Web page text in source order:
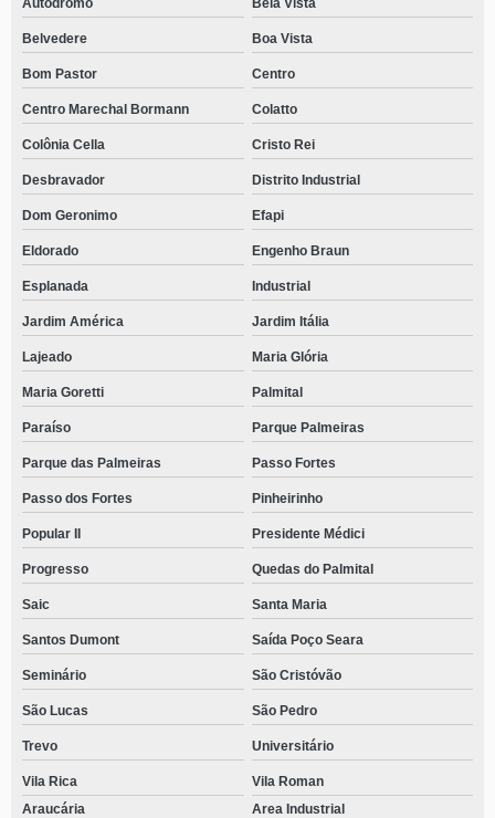
Autódromo Bela Vista
Belvedere Boa Vista
Bom Pastor Centro
Centro Marechal Bormann Colatto
Colônia Cella Cristo Rei
Desbravador Distrito Industrial
Dom Geronimo Efapi
Eldorado Engenho Braun
Esplanada Industrial
Jardim América Jardim Itália
Lajeado Maria Glória
Maria Goretti Palmital
Paraíso Parque Palmeiras
Parque das Palmeiras Passo Fortes
Passo dos Fortes Pinheirinho
Popular II Presidente Médici
Progresso Quedas do Palmital
Saic Santa Maria
Santos Dumont Saída Poço Seara
Seminário São Cristóvão
São Lucas São Pedro
Trevo Universitário
Vila Rica
Vila Roman
Araucária
Area Industrial